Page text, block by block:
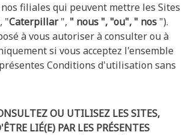
filiales qui peuvent mettre les Sites
"Caterpillar", " nous ", "ou", " nos ").
à vous autoriser à consulter ou à
si vous acceptez l'ensemble
Conditions d'utilisation sans
OU UTILISEZ LES SITES,
LIÉ(E) PAR LES PRÉSENTES